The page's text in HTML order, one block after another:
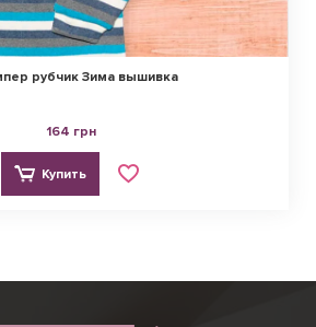
рубчик Зима вышивка
164 грн
Купить